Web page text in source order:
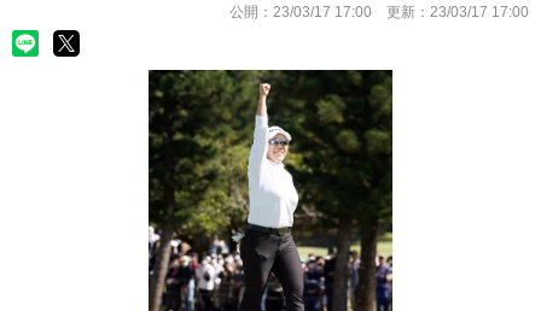
公開： 23/03/17 17:00 更新： 23/03/17 17:00